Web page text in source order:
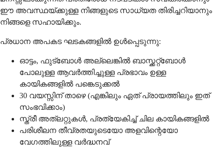
ഈ അവസ്ഥയ്ക്കുള്ള നിങ്ങളുടെ സാധ്യത തിരിച്ചറിയാനും
നിങ്ങളെ സഹായിക്കും.
പ്രധാന അപകട ഘടകങ്ങളിൽ ഉൾപ്പെടുന്നു:
ഓട്ടം, ഫുട്ബോൾ അല്ലെങ്കിൽ ബാസ്ക്കറ്റ്ബോൾ
പോലുള്ള ആവർത്തിച്ചുള്ള പ്രഭാവം ഉള്ള
കായികങ്ങളിൽ പങ്കെടുക്കൽ
30 വയസ്സിന് താഴെ (എങ്കിലും ഏത് പ്രായത്തിലും ഇത്
സംഭവിക്കാം)
സ്ത്രീ അത്‌ലറ്റുകൾ, പ്രത്യേകിച്ച് ചില കായികങ്ങളിൽ
പരിശീലന തീവ്രതയുടെയോ അളവിന്റെയോ
വേഗത്തിലുള്ള വർദ്ധനവ്